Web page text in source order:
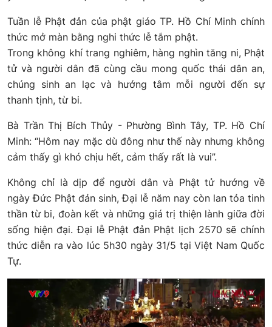
Tuần lễ Phật đản của phật giáo TP. Hồ Chí Minh chính
thức mở màn bằng nghi thức lễ tắm phật.
Trong không khí trang nghiêm, hàng nghìn tăng ni, Phật
tử và người dân đã cùng cầu mong quốc thái dân an,
chúng sinh an lạc và hướng tâm mỗi người đến sự
thanh tịnh, từ bi.
Bà Trần Thị Bích Thủy - Phường Bình Tây, TP. Hồ Chí
Minh: “Hôm nay mặc dù đông như thế này nhưng không
cảm thấy gì khó chịu hết, cảm thấy rất là vui”.
Không chỉ là dịp để người dân và Phật tử hướng về
ngày Đức Phật đản sinh, Đại lễ năm nay còn lan tỏa tinh
thần từ bi, đoàn kết và những giá trị thiện lành giữa đời
sống hiện đại. Đại lễ Phật đản Phật lịch 2570 sẽ chính
thức diễn ra vào lúc 5h30 ngày 31/5 tại Việt Nam Quốc
Tự.